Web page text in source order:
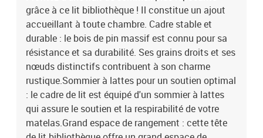
couvertures, les draps et autres articles de literie de tomber de
l'extrémité du lit, ce qui permet de conserver une apparence
soignée.Peu encombrant : cette tête de lit est une option peu
encombrante qui peut remplacer la table de chevet, ce qui permet
d'optimiser l'espace de votre chambre à coucher et la rend idéale
pour les espaces restreints ou limités. Bon à savoir :Un matelas
n'est pas inclus avec ce lit. Nous offrons une sélection variée de
matelas. Vous pouvez consulter notre boutique pour trouver un
matelas assorti.Couleur : cire marronMatériau : bois de pin
massifDimensions totales : 218,5 x 146 x 110 cm (L x l x
H)Assemblage requis : ouiCadre de lit :Dimensions totales : 195,5
grâce à ce lit bibliothèque ! Il constitue un ajout
accueillant à toute chambre. Cadre stable et
durable : le bois de pin massif est connu pour sa
résistance et sa durabilité. Ses grains droits et ses
nœuds distinctifs contribuent à son charme
rustique.Sommier à lattes pour un soutien optimal
: le cadre de lit est équipé d'un sommier à lattes
qui assure le soutien et la respirabilité de votre
matelas.Grand espace de rangement : cette tête